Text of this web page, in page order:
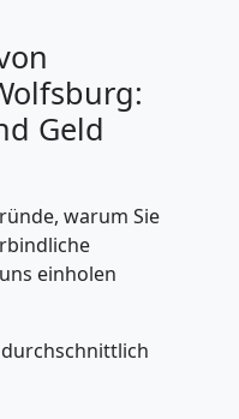
Geld
warum Sie
einholen